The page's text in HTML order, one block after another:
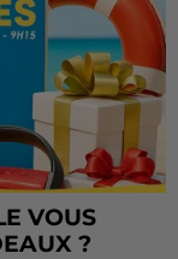
VOUS
?